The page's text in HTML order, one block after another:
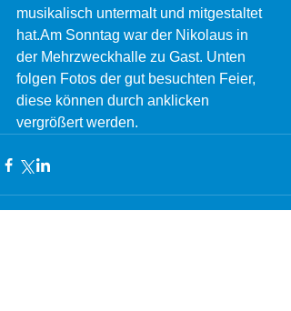
musikalisch untermalt und mitgestaltet
hat.Am Sonntag war der Nikolaus in
der Mehrzweckhalle zu Gast. Unten
folgen Fotos der gut besuchten Feier,
diese können durch anklicken
vergrößert werden.